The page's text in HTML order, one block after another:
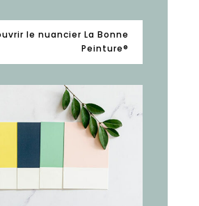
le nuancier La Bonne
Peinture®